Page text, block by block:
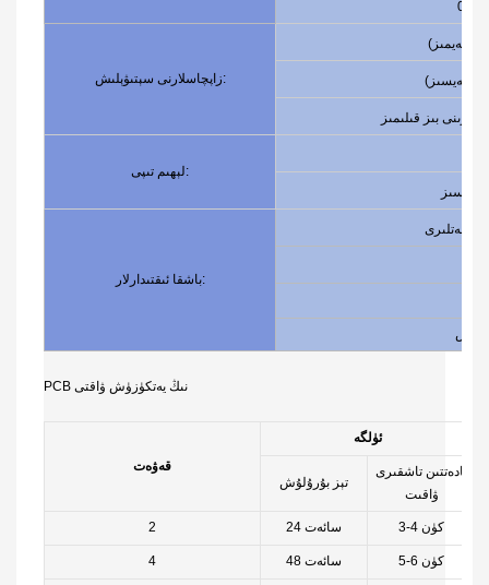
زاپچاسلارنى سېتىۋېلىش:
بىز قىلىمىز
لېھىم تىپى:
باشقا ئىقتىدارلار:
PCB نىڭ يەتكۈزۈش ۋاقتى
قەۋەت
ئۈلگە
تېز بۇرۇلۇش
ئادەتتىن تاشقىرى
ۋاقىت
2 24 سائەت 3-4 كۈن
4 48 سائەت 5-6 كۈن